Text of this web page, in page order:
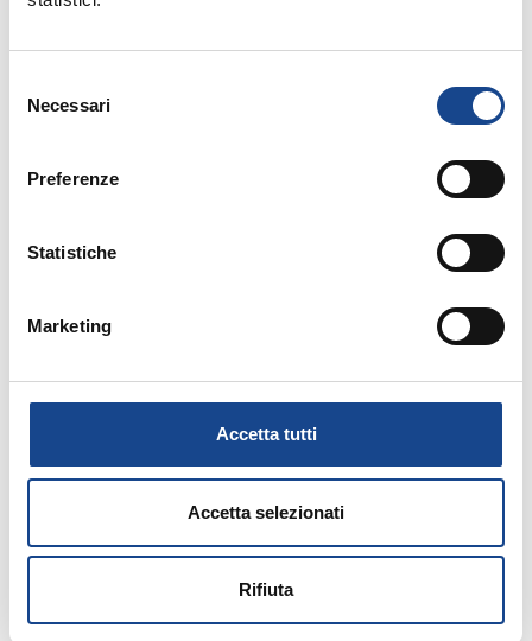
delNecessari
Preferenze
Statistiche
Marketing
Accetta tutti
Accetta selezionati
Rifiuta
01/09/2026
divorzio
Corso riservato agli operatori del Comune di
01/09/2026
TORRE DEL GRECO - L'adozione